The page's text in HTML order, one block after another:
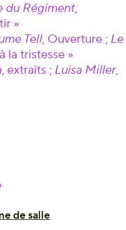
du Régiment,
»
Tell, Ouverture ; Le
la tristesse »
, extraits ; Luisa Miller,
de salle